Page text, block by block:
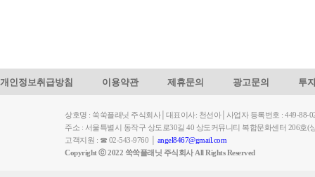
개인정보취급방침 이용약관 제휴문의 광고문의 투
상호명 : 쑥쑥플래닛 주식회사│대표이사: 천선아│사업자 등록번호 : 449-88-
주소 : 서울특별시 동작구 상도로30길 40 상도커뮤니티 복합문화센터 206호(
고객지원 : ☎ 02-543-9760 │ angel8467@gmail.com
Copyright ⓒ 2022 쑥쑥플래닛 주식회사 All Rights Reserved